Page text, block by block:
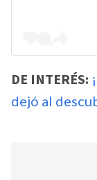
DE INTERÉS:
dejó al